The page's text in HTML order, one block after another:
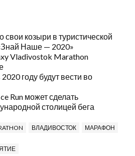
козыри в туристической
Наше — 2020»
Vladivostok Marathon
году будут вести во
Run может сделать
столицей бега
ВЛАДИВОСТОК МАРАФОН